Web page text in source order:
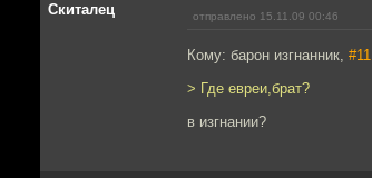
Скиталец отправлено 15.11.09 00:46
Кому: барон изгнанник, #11
> Где евреи,брат?
в изгнании?